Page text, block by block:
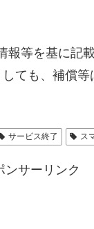
等を基に記載
ても、補償等
サービス終了 ス
ンサーリンク